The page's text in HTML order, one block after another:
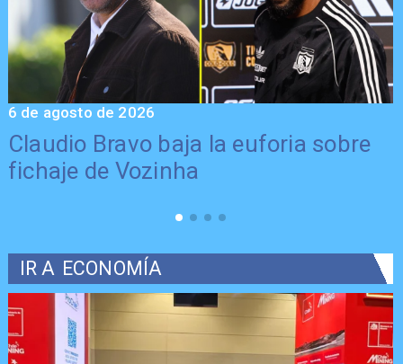
Claudio Bravo baja la euforia sobre
fichaje de Vozinha
6 de agosto de 2026
IR A ECONOMÍA